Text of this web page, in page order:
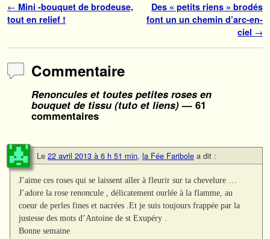
Navigation des articles
← Mini -bouquet de brodeuse,
tout en relief !
Des « petits riens » brodés
font un un chemin d’arc-en-
ciel →
Commentaire
Renoncules et toutes petites roses en
bouquet de tissu (tuto et liens)— 61
commentaires
Le 22 avril 2013 à 6 h 51 min, la Fée Faribole a dit :
J’aime ces roses qui se laissent aller à fleurir sur ta chevelure …
J’adore la rose renoncule , délicatement ourlée à la flamme, au
coeur de perles fines et nacrées .Et je suis toujours frappée par la
justesse des mots d’Antoine de st Exupéry .
Bonne semaine